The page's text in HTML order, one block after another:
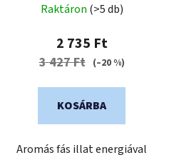
termék
átlagos
értékelése
0,0
Raktáron (>5 db)
2 735 Ft
3 427 Ft (–20 %)
KOSÁRBA
Aromás fás illat energiával